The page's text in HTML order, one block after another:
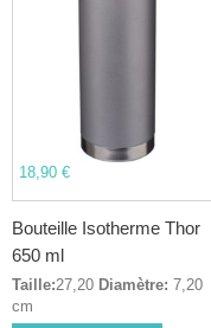
18,90 €
Bouteille Isotherme Thor
650 ml
Taille:27,20 Diamètre: 7,20
cm